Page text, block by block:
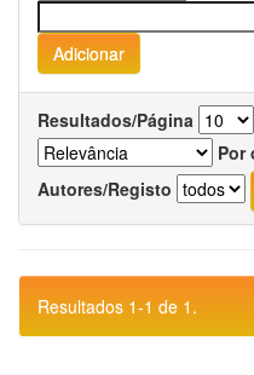
Resultados/Página
Por
Autores/Registo
Resultados 1-1 de 1.